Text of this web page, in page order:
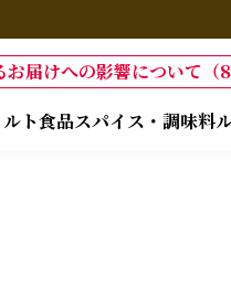
届けへの影響について（
ト食品スパイス・調味料